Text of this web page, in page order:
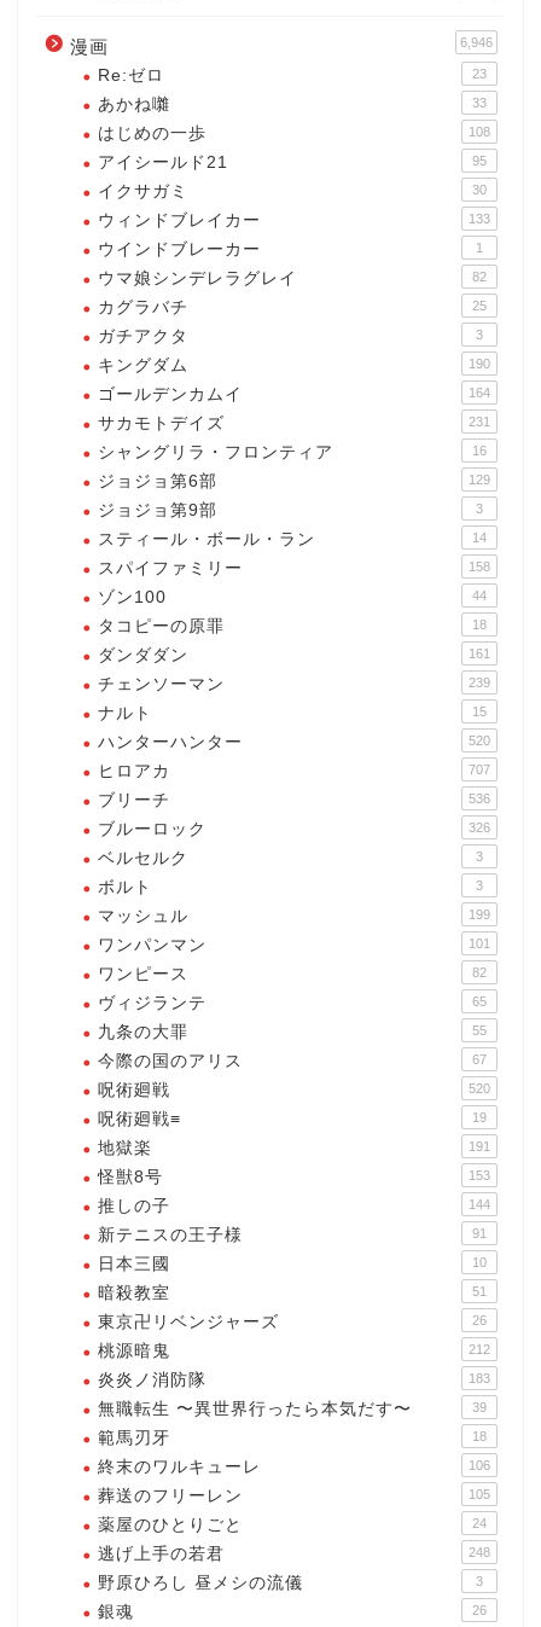
漫画 6,946
Re:ゼロ 23
あかね囃 33
はじめの一歩 108
アイシールド21 95
イクサガミ 30
ウィンドブレイカー 133
ウインドブレーカー 1
ウマ娘シンデレラグレイ 82
カグラバチ 25
ガチアクタ 3
キングダム 190
ゴールデンカムイ 164
サカモトデイズ 231
シャングリラ・フロンティア 16
ジョジョ第6部 129
ジョジョ第9部 3
スティール・ボール・ラン 14
スパイファミリー 158
ゾン100 44
タコピーの原罪 18
ダンダダン 161
チェンソーマン 239
ナルト 15
ハンターハンター 520
ヒロアカ 707
ブリーチ 536
ブルーロック 326
ベルセルク 3
ボルト 3
マッシュル 199
ワンパンマン 101
ワンピース 82
ヴィジランテ 65
九条の大罪 55
今際の国のアリス 67
呪術廻戦 520
呪術廻戦≡ 19
地獄楽 191
怪獣8号 153
推しの子 144
新テニスの王子様 91
日本三國 10
暗殺教室 51
東京卍リベンジャーズ 26
桃源暗鬼 212
炎炎ノ消防隊 183
無職転生 〜異世界行ったら本気だす〜 39
範馬刃牙 18
終末のワルキューレ 106
葬送のフリーレン 105
薬屋のひとりごと 24
逃げ上手の若君 248
野原ひろし 昼メシの流儀 3
銀魂 26